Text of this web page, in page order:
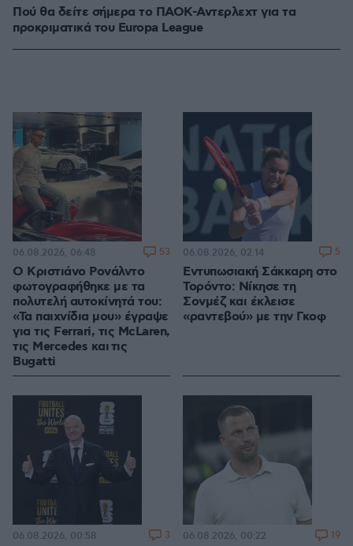
Πού θα δείτε σήμερα το ΠΑΟΚ-Αντερλεχτ για τα
προκριματικά του Europa League
Ο Κριστιάνο Ρονάλντο
φωτογραφήθηκε με τα
πολυτελή αυτοκίνητά του:
«Τα παιχνίδια μου» έγραψε
για τις Ferrari, τις McLaren,
τις Mercedes και τις
Bugatti
06.08.2026, 06:48 53
Εντυπωσιακή Σάκκαρη στο
Τορόντο: Νίκησε τη
Σονμέζ και έκλεισε
«ραντεβού» με την Γκοφ
06.08.2026, 02:14 5
06.08.2026, 00:58 3 06.08.2026, 00:22 19